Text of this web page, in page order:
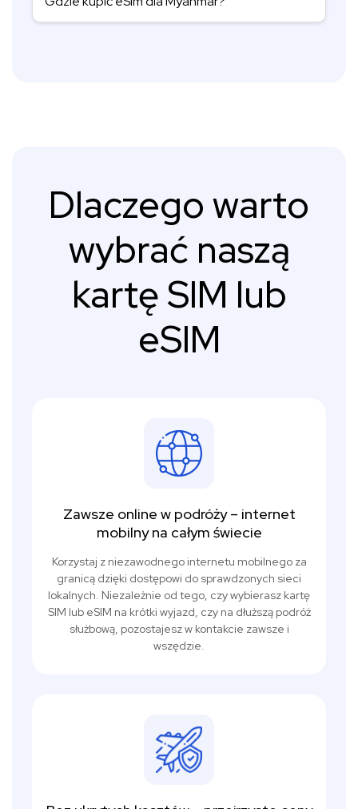
Dlaczego warto
wybrać naszą
kartę SIM lub
eSIM
Zawsze online w podróży – internet
mobilny na całym świecie
Korzystaj z niezawodnego internetu mobilnego za
granicą dzięki dostępowi do sprawdzonych sieci
lokalnych. Niezależnie od tego, czy wybierasz kartę
SIM lub eSIM na krótki wyjazd, czy na dłuższą podróż
służbową, pozostajesz w kontakcie zawsze i
wszędzie.